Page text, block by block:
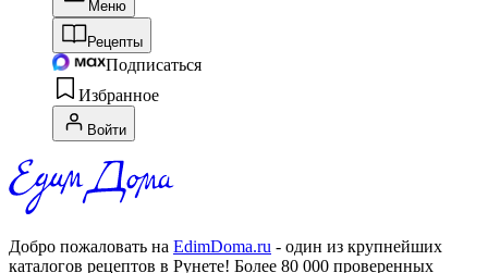
Меню
Рецепты
Подписаться
Избранное
Войти
Добро пожаловать на EdimDoma.ru - один из крупнейших
каталогов рецептов в Рунете! Более 80 000 проверенных